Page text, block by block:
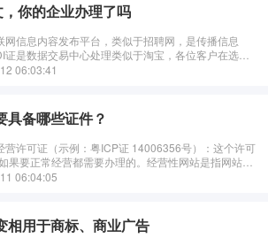
你的企业办理了吗
网信息内容发布平台，类似于招聘网，是传‌‌播信息
证是数据交易中心处理类似于淘宝，各位客户在选择
ICP证的办理时候要明确目标分析，千万不···
06:03:41
具备哪些证件？
营许可证（示例：粤ICP证 14006356号）：这个许可
果要正常经营都需要办理的。经营性网站是指网站所
通过互联网发布信息、广告、···
06:04:05
相用于商标、商业广告